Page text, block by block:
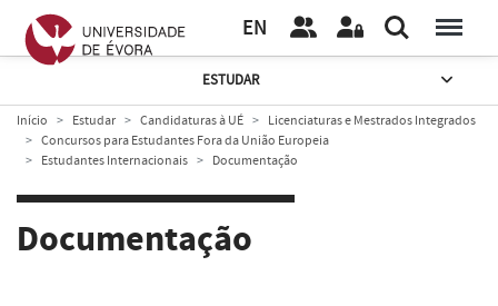
EN
ESTUDAR
Início Estudar Candidaturas à UÉ
Licenciaturas e Mestrados Integrados
Concursos para Estudantes Fora da União Europeia
Estudantes Internacionais
Documentação
Documentação